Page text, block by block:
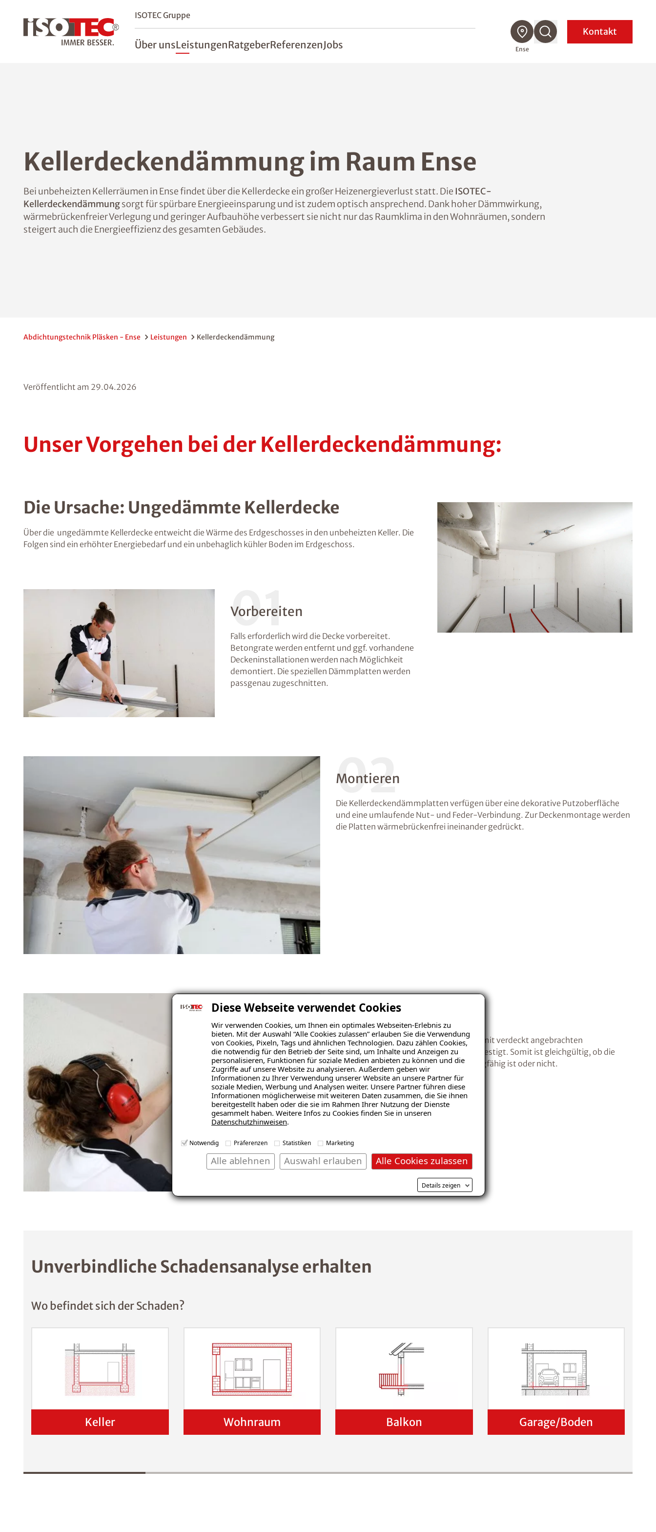
Diese Webseite verwendet Cookies
Wir verwenden Cookies, um Ihnen ein optimales Webseiten-Erlebnis zu
bieten. Mit der Auswahl “Alle Cookies zulassen” erlauben Sie die Verwendung
von Cookies, Pixeln, Tags und ähnlichen Technologien. Dazu zählen Cookies,
die notwendig für den Betrieb der Seite sind, um Inhalte und Anzeigen zu
personalisieren, Funktionen für soziale Medien anbieten zu können und die
Zugriffe auf unsere Website zu analysieren. Außerdem geben wir
Informationen zu Ihrer Verwendung unserer Website an unsere Partner für
soziale Medien, Werbung und Analysen weiter. Unsere Partner führen diese
Informationen möglicherweise mit weiteren Daten zusammen, die Sie ihnen
bereitgestellt haben oder die sie im Rahmen Ihrer Nutzung der Dienste
gesammelt haben. Weitere Infos zu Cookies finden Sie in unseren
Datenschutzhinweisen.
Notwendig Präferenzen Statistiken Marketing
Alle Cookies zulassen
Auswahl erlauben
Alle ablehnen
Details zeigen
ISOTEC Gruppe
Über unsLeistungenRatgeberReferenzenJobs Ense
Kontakt
Kellerdeckendämmung im Raum Ense
Bei unbeheizten Kellerräumen in Ense findet über die Kellerdecke ein großer Heizenergieverlust statt. Die ISOTEC-
Kellerdeckendämmungsorgt für spürbare Energieeinsparung und ist zudem optisch ansprechend. Dank hoher Dämmwirkung,
wärmebrückenfreier Verlegung und geringer Aufbauhöhe verbessert sie nicht nur das Raumklima in den Wohnräumen, sondern
steigert auch die Energieeffizienz des gesamten Gebäudes.
Abdichtungstechnik Pläsken - Ense Leistungen Kellerdeckendämmung
Veröffentlicht am 29.04.2026
Unser Vorgehen bei der Kellerdeckendämmung:
Die Ursache: Ungedämmte Kellerdecke
Über die ungedämmte Kellerdecke entweicht die Wärme des Erdgeschosses in den unbeheizten Keller. Die
Folgen sind ein erhöhter Energiebedarf und ein unbehaglich kühler Boden im Erdgeschoss.
01
Vorbereiten
Falls erforderlich wird die Decke vorbereitet.
Betongrate werden entfernt und ggf. vorhandene
Deckeninstallationen werden nach Möglichkeit
demontiert. Die speziellen Dämmplatten werden
passgenau zugeschnitten.
02
Montieren
Die Kellerdeckendämmplatten verfügen über eine dekorative Putzoberfläche
und eine umlaufende Nut- und Feder-Verbindung. Zur Deckenmontage werden
die Platten wärmebrückenfrei ineinander gedrückt.
03
Befestigen
Die ISOTEC-Kellerdeckendämmplatten mit verdeckt angebrachten
Befestigungsklammern mechanisch befestigt. Somit ist gleichgültig, ob die
vorhandene Kellerdeckenoberfläche tragfähig ist oder nicht.
Unverbindliche Schadensanalyse erhalten
Wo befindet sich der Schaden?
Keller Wohnraum Balkon Garage/Boden